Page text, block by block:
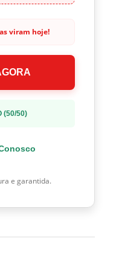
viram hoje!
(50/50)
e garantida.